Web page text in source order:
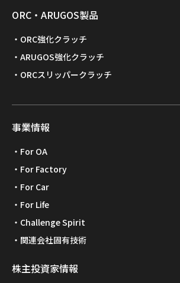
ORC・ARUGOS製品
ORC強化クラッチ
ARUGOS強化クラッチ
ORCスリッパークラッチ
事業情報
For OA
For Factory
For Car
For Life
Challenge Spirit
関連会社固有技術
株主投資家情報